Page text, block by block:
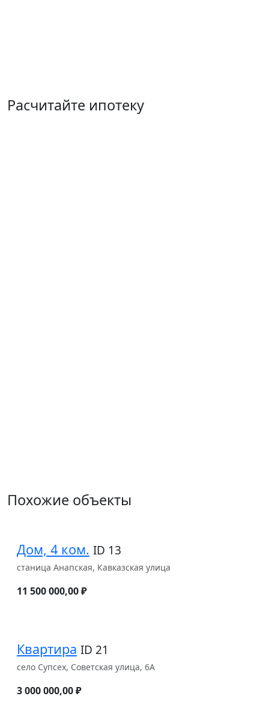
Расчитайте ипотеку
Похожие объекты
Дом, 4 ком. ID 13
станица Анапская, Кавказская улица
11 500 000,00 ₽
Квартира ID 21
село Супсех, Советская улица, 6А
3 000 000,00 ₽